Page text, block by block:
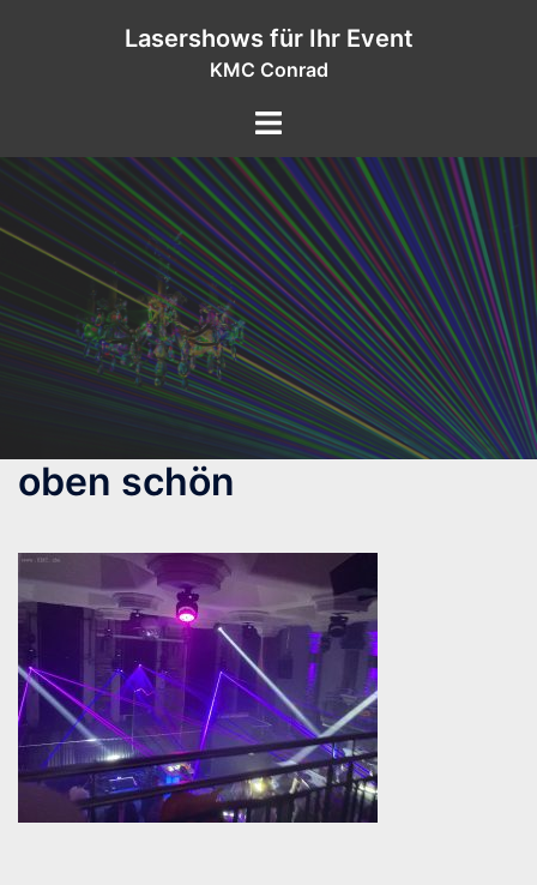
Lasershows für Ihr Event
KMC Conrad
oben schön